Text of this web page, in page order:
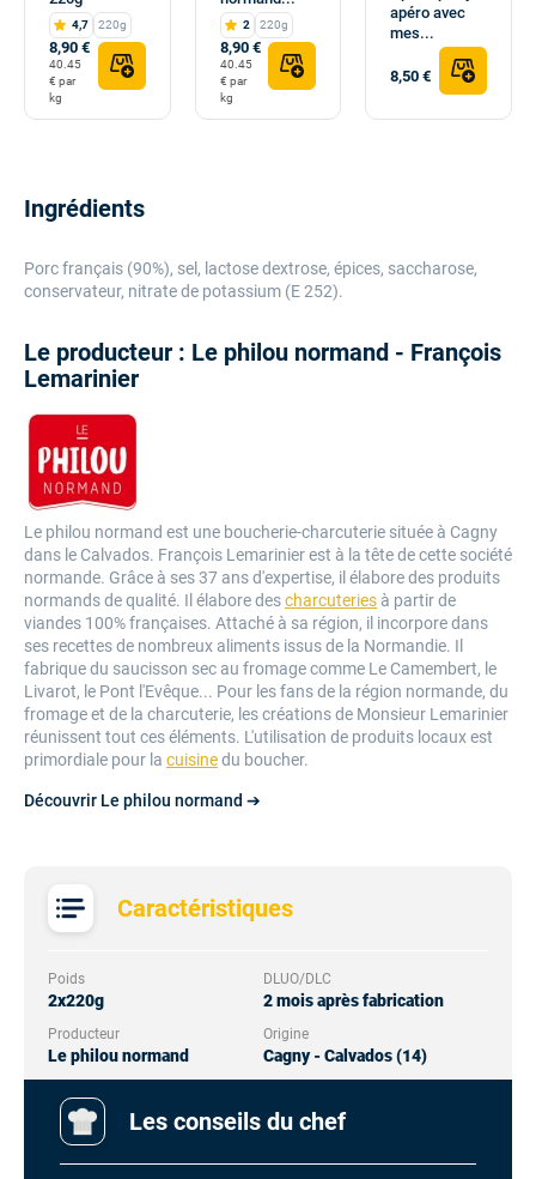
Caractéristiques
Poids
2x220g
DLUO/DLC
2 mois après fabrication
Producteur
Le philou normand
Origine
Cagny - Calvados (14)
Les conseils du chef
4,7 220g
8,90 €
40.45
€ par
kg
2 220g
8,90 €
40.45
€ par
kg
apéro avec
mes...
8,50 €
Ingrédients
Porc français (90%), sel, lactose dextrose, épices, saccharose,
conservateur, nitrate de potassium (E 252).
Le producteur : Le philou normand - François
Lemarinier
Le philou normand est une boucherie-charcuterie située à Cagny
dans le Calvados. François Lemarinier est à la tête de cette société
normande. Grâce à ses 37 ans d'expertise, il élabore des produits
normands de qualité. Il élabore descharcuteriesà partir de
viandes 100% françaises. Attaché à sa région, il incorpore dans
ses recettes de nombreux aliments issus de la Normandie. Il
fabrique du saucisson sec au fromage comme Le Camembert, le
Livarot, le Pont l'Evêque... Pour les fans de la région normande, du
fromage et de la charcuterie, les créations de Monsieur Lemarinier
réunissent tout ces éléments. L'utilisation de produits locaux est
primordiale pour la cuisinedu boucher.
Découvrir Le philou normand ➔